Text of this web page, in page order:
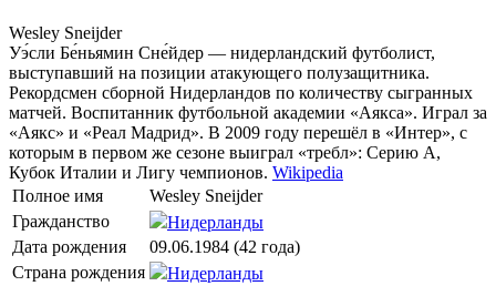
Wesley Sneijder
Уэ́сли Бе́ньямин Сне́йдер — нидерландский футболист,
выступавший на позиции атакующего полузащитника.
Рекордсмен сборной Нидерландов по количеству сыгранных
матчей. Воспитанник футбольной академии «Аякса». Играл за
«Аякс» и «Реал Мадрид». В 2009 году перешёл в «Интер», с
которым в первом же сезоне выиграл «требл»: Серию А,
Кубок Италии и Лигу чемпионов. Wikipedia
Полное имя
Wesley Sneijder
Гражданство
Нидерланды
Дата рождения
09.06.1984 (42 года)
Страна рождения
Нидерланды